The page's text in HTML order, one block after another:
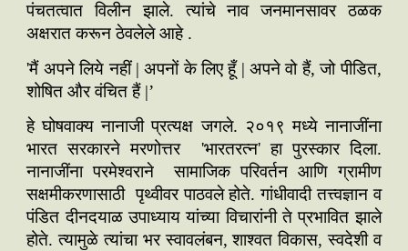
पंचतत्वात विलीन झाले. त्यांचे नाव जनमानसावर ठळक
अक्षरात करून ठेवलेले आहे .
'मैं अपने लिये नहीं | अपनों के लिए हूँ | अपने वो हैं, जो पीडित,
शोषित और वंचित हैं |’
हे घोषवाक्य नानाजी प्रत्यक्ष जगले. २०१९ मध्ये नानाजींना
भारत सरकारने मरणोत्तर 'भारतरत्न' हा पुरस्कार दिला.
नानाजींना परमेश्वराने सामाजिक परिवर्तन आणि ग्रामीण
सक्षमीकरणासाठी पृथ्वीवर पाठवले होते. गांधीवादी तत्त्वज्ञान व
पंडित दीनदयाळ उपाध्याय यांच्या विचारांनी ते प्रभावित झाले
होते. त्यामुळे त्यांचा भर स्वावलंबन, शाश्वत विकास, स्वदेशी व